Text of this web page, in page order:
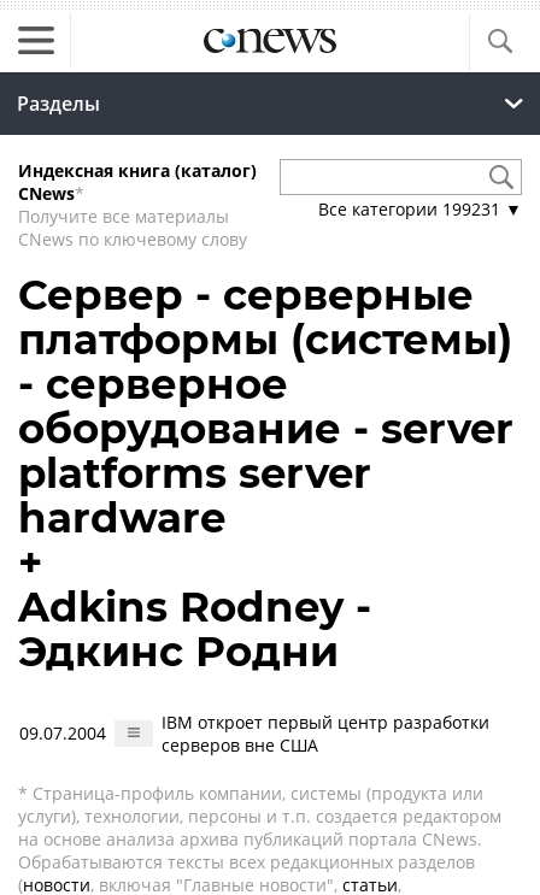
Разделы
Индексная книга (каталог)
CNews*
Получите все материалы
CNews по ключевому слову
Все категории 199231 ▼
Сервер - серверные
платформы (системы)
- серверное
оборудование - server
platforms server
hardware
+
Adkins Rodney -
Эдкинс Родни
09.07.2004
IBM откроет первый центр разработки
серверов вне США
* Страница-профиль компании, системы (продукта или
услуги), технологии, персоны и т.п. создается редактором
на основе анализа архива публикаций портала CNews.
Обрабатываются тексты всех редакционных разделов
(новости, включая "Главные новости", статьи,